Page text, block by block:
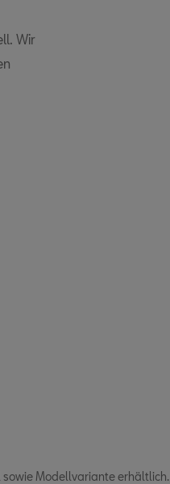
Wir
Modellvariante erhältlich.